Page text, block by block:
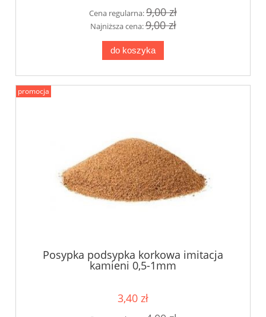
Cena regularna:9,00 zł
Najniższa cena:9,00 zł
do koszyka
Posypka podsypka korkowa imitacja
kamieni 0,5-1mm
3,40 zł
promocja